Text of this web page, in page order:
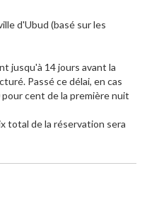
d'Ubud (basé sur les
jusqu'à 14 jours avant la
Passé ce délai, en cas
cent de la première nuit
total de la réservation sera